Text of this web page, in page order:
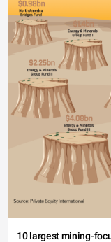
10 largest mining-